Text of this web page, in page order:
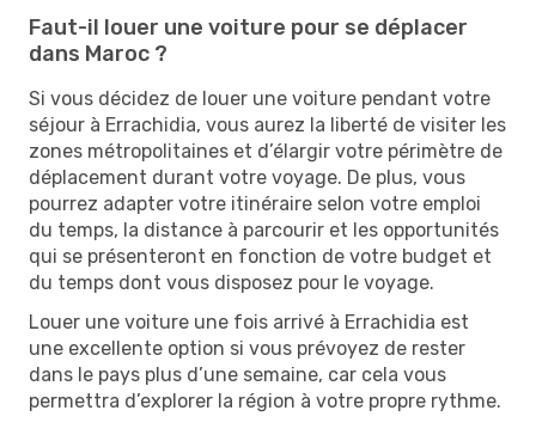
Faut-il louer une voiture pour se déplacer
dans Maroc ?
Si vous décidez de louer une voiture pendant votre
séjour à Errachidia, vous aurez la liberté de visiter les
zones métropolitaines et d’élargir votre périmètre de
déplacement durant votre voyage. De plus, vous
pourrez adapter votre itinéraire selon votre emploi
du temps, la distance à parcourir et les opportunités
qui se présenteront en fonction de votre budget et
du temps dont vous disposez pour le voyage.
Louer une voiture une fois arrivé à Errachidia est
une excellente option si vous prévoyez de rester
dans le pays plus d’une semaine, car cela vous
permettra d’explorer la région à votre propre rythme.